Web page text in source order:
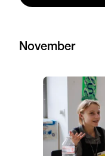
November